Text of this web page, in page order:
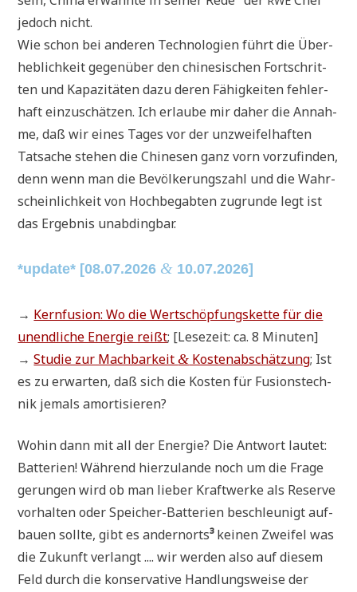
jedoch nicht.
Wie schon bei ande­ren Tech­no­lo­gien führt die Über­
heb­lich­keit gegen­über den chi­ne­si­schen Fort­schrit­
ten und Kapa­zi­tä­ten dazu deren Fähig­kei­ten feh­ler­
haft ein­zu­schät­zen. Ich erlau­be mir daher die Annah­
me, daß wir eines Tages vor der unzwei­fel­haf­ten
Tat­sa­che ste­hen die Chi­ne­sen ganz vorn vor­zu­fin­den,
denn wenn man die Bevöl­ke­rungs­zahl und die Wahr­
schein­lich­keit von Hoch­be­gab­ten zugrun­de legt ist
das Ergeb­nis unabdingbar.
*update* [08.07.2026 & 10.07.2026]
→ Kern­fu­si­on: Wo die Wert­schöp­fungs­ket­te für die
unend­li­che Ener­gie reißt; [Lese­zeit: ca. 8 Minuten]
→Stu­die zur Mach­bar­keit& Kosten­ab­schät­zung; Ist
es zu erwar­ten, daß sich die Kosten für Fusi­ons­tech­
nik jemals amortisieren?
Wohin dann mit all der Ener­gie? Die Ant­wort lau­tet:
Bat­te­rien! Wäh­rend hier­zu­lan­de noch um die Fra­ge
gerun­gen wird ob man lie­ber Kraft­wer­ke als Reser­ve
vor­hal­ten oder Spei­cher-Bat­te­rien beschleu­nigt auf­
bau­en soll­te, gibt es andern­orts³kei­nen Zwei­fel was
die Zukunft ver­langt .... wir wer­den also auf die­sem
Feld durch die kon­ser­va­ti­ve Hand­lungs­wei­se der